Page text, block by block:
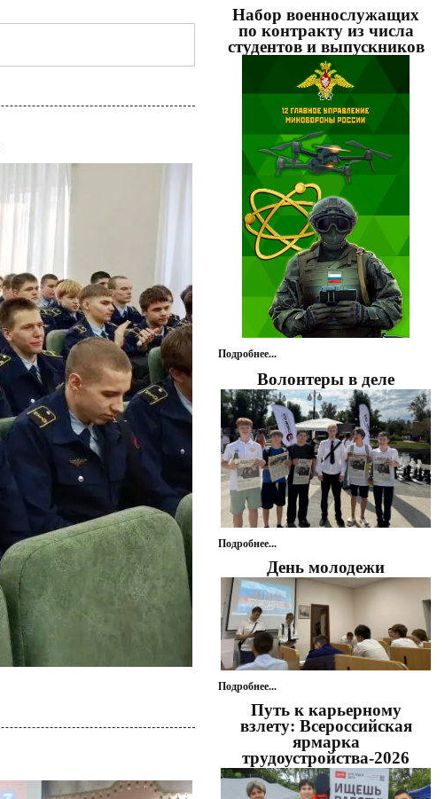
Набор военнослужащих
по контракту из числа
студентов и выпускников
Подробнее...
Волонтеры в деле
Подробнее...
День молодежи
Подробнее...
Путь к карьерному
взлету: Всероссийская
ярмарка
трудоустройства-2026